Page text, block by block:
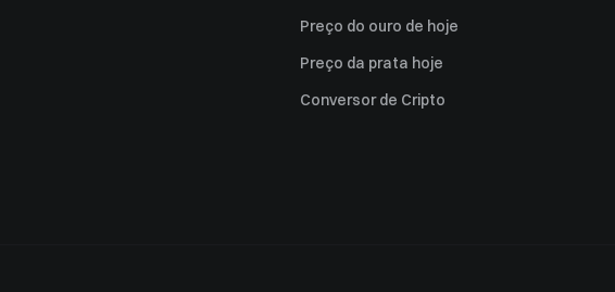
Preço do ouro de hoje
Preço da prata hoje
Conversor de Cripto